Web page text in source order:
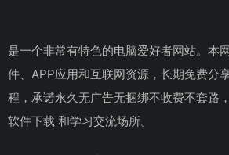
是一个非常有特色的电脑爱好者网站。本
件、APP应用和互联网资源，长期免费分
程，承诺永久无广告无捆绑不收费不套路
软件下载 和学习交流场所。